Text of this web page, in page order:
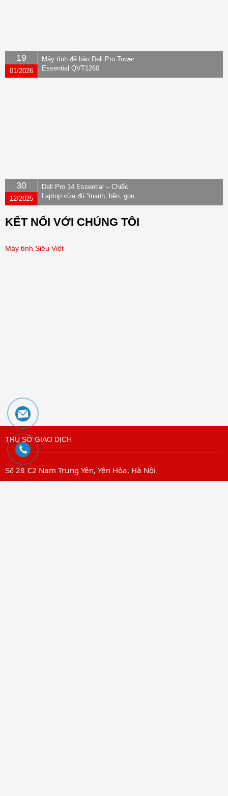
19
01/2026
Máy tính để bàn Dell Pro Tower
Essential QVT1260
30
12/2025
Dell Pro 14 Essential – Chiếc
Laptop vừa đủ “mạnh, bền, gọn
nhẹ” dành cho dân văn phòng
KẾT NỐI VỚI CHÚNG TÔI
Máy tính Siêu Việt
TRỤ SỞ GIAO DỊCH
Số 28 C2 Nam Trung Yên, Yên Hòa, Hà Nội.
Tel: (024) 3.7911.966